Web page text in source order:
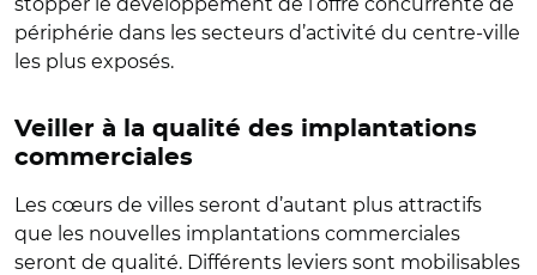
périphérie dans les secteurs d’activité du centre-ville
les plus exposés.
Veiller à la qualité des implantations
commerciales
Les cœurs de villes seront d’autant plus attractifs
que les nouvelles implantations commerciales
seront de qualité. Différents leviers sont mobilisables